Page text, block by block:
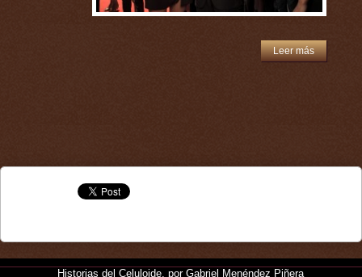
Leer más
Historias del Celuloide, por Gabriel Menéndez Piñera